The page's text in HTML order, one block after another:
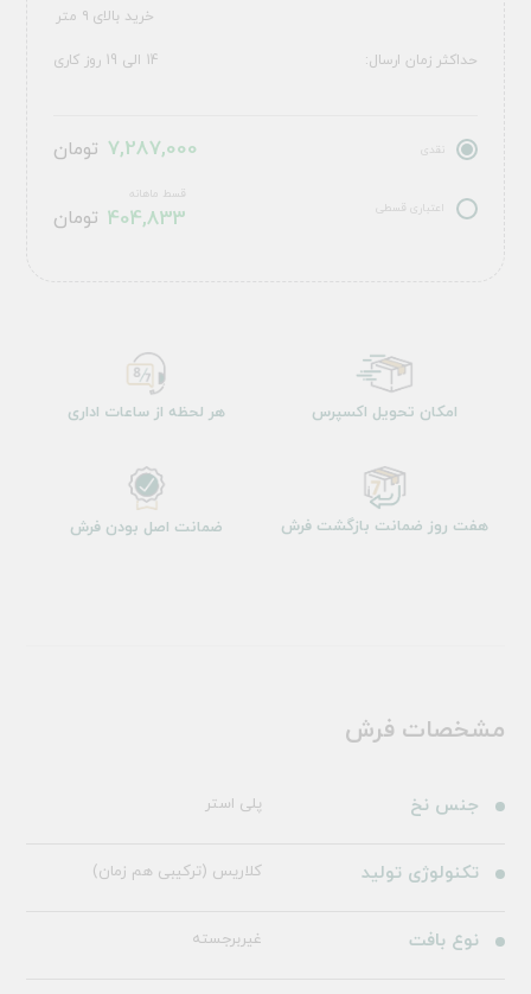
خرید بالای ۹ متر
حداکثر زمان ارسال: 14 الی 19 روز کاری
نقدی 7,287,000 تومان
اعتباری قسطی
قسط ماهانه
404,833 تومان
امکان تحویل اکسپرس هر لحظه از ساعات اداری
هفت روز ضمانت بازگشت فرش ضمانت اصل بودن فرش
مشخصات فرش
جنس نخ پلی استر
تکنولوژی تولید کلاریس (ترکیبی هم زمان)
نوع بافت غیربرجسته